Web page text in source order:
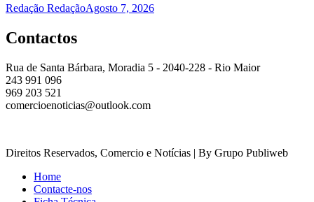
Redação RedaçãoAgosto 7, 2026
Contactos
Rua de Santa Bárbara, Moradia 5 - 2040-228 - Rio Maior
243 991 096
969 203 521
comercioenoticias@outlook.com
Direitos Reservados, Comercio e Notícias | By Grupo Publiweb
Home
Contacte-nos